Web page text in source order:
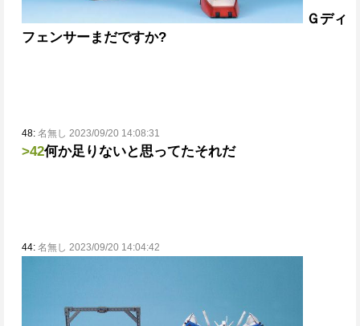
Ｇディ
フェンサーまだですか?
48: 名無し 2023/09/20 14:08:31
>42何か足りないと思ってたそれだ
44: 名無し 2023/09/20 14:04:42